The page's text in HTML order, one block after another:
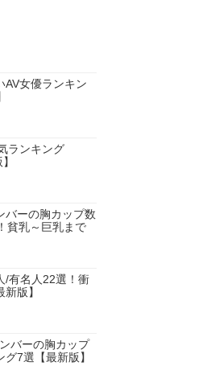
AV女優ランキン
ランキング
バーの胸カップ数
貧乳～巨乳まで
/有名人22選！衝
版】
バーの胸カップ
7選【最新版】